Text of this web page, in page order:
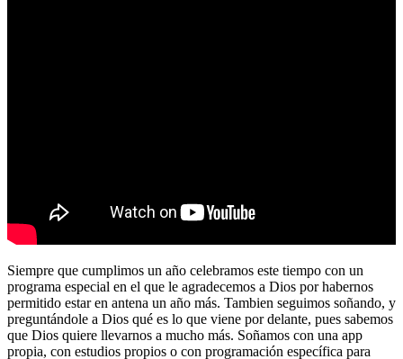
Siempre que cumplimos un año celebramos este tiempo con un
programa especial en el que le agradecemos a Dios por habernos
permitido estar en antena un año más. Tambien seguimos soñando, y
preguntándole a Dios qué es lo que viene por delante, pues sabemos
que Dios quiere llevarnos a mucho más. Soñamos con una app
propia, con estudios propios o con programación específica para